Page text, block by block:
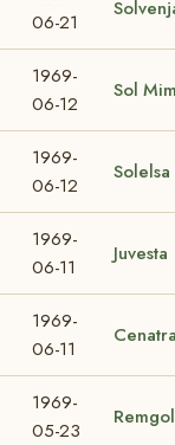
06-21
1969-
06-12
Sol
1969-
06-12
Solelsa
1969-
06-11
Juvesta
1969-
06-11
1969-
05-23